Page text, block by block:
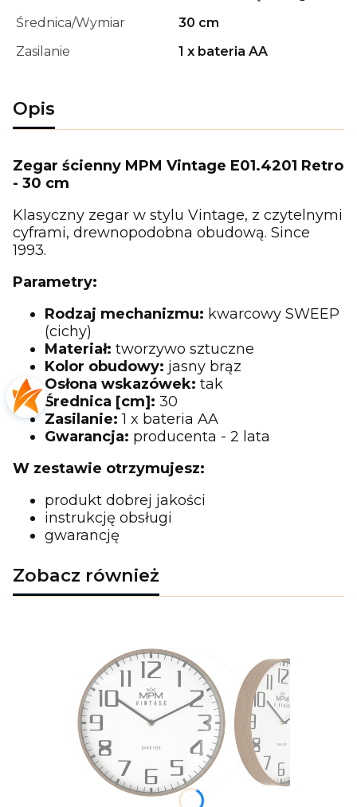
Średnica/Wymiar
30 cm
Zasilanie
1 x bateria AA
Opis
Zegar ścienny MPM Vintage E01.4201 Retro
- 30 cm
Klasyczny zegar w stylu Vintage, z czytelnymi
cyframi, drewnopodobna obudową. Since
1993.
Parametry:
Rodzaj mechanizmu: kwarcowy SWEEP
(cichy)
Materiał: tworzywo sztuczne
Kolor obudowy: jasny brąz
Osłona wskazówek: tak
Średnica [cm]: 30
Zasilanie: 1 x bateria AA
Gwarancja: producenta - 2 lata
W zestawie otrzymujesz:
produkt dobrej jakości
instrukcję obsługi
gwarancję
Zobacz również